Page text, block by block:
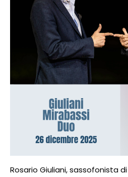
Rosario Giuliani, sassofonista